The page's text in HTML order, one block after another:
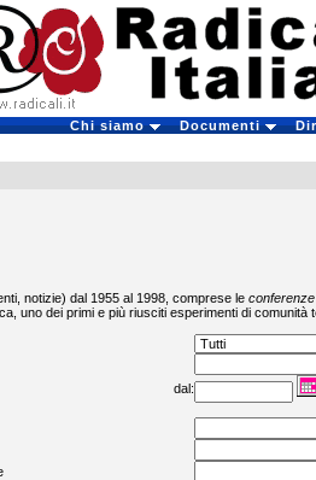
Chi siamo Documenti
notizie) dal 1955 al 1998, comprese le conferenze
, uno dei primi e più riusciti esperimenti di comunità
dal: